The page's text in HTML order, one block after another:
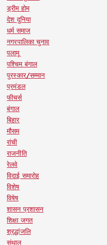
ड्रीम होम
देश दुनिया
धर्म समाज
नगरपालिका चुनाव
पलामू
पश्चिम बंगाल
पुरस्कार/सम्मान
प्रमंडल
फीचर्स
बंगाल
बिहार
मौसम
रांची
राजनीति
रेलवे
विदाई समारोह
विशेष
विषेष
शासन प्रशासन
शिक्षा जगत
श्रद्धांजलि
संथाल